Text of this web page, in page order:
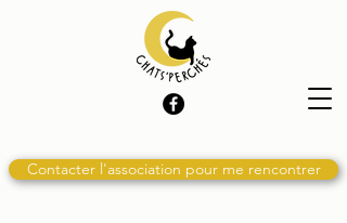
Contacter l'association pour me rencontrer